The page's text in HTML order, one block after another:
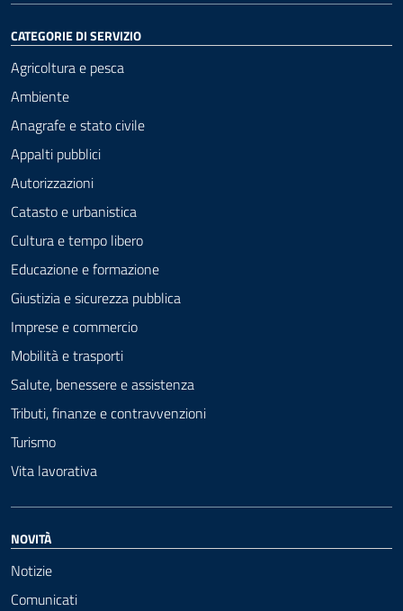
CATEGORIE DI SERVIZIO
Agricoltura e pesca
Ambiente
Anagrafe e stato civile
Appalti pubblici
Autorizzazioni
Catasto e urbanistica
Cultura e tempo libero
Educazione e formazione
Giustizia e sicurezza pubblica
Imprese e commercio
Mobilità e trasporti
Salute, benessere e assistenza
Tributi, finanze e contravvenzioni
Turismo
Vita lavorativa
NOVITÀ
Notizie
Comunicati